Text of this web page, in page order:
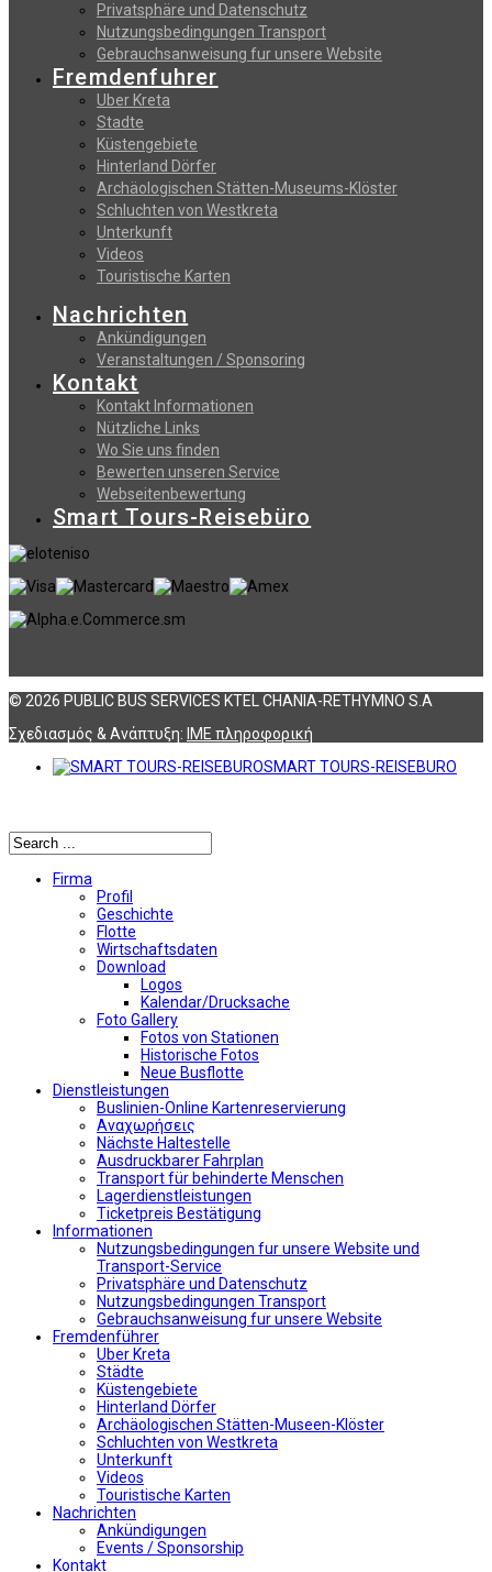
Privatsphäre und Datenschutz
Nutzungsbedingungen Transport
Gebrauchsanweisung fur unsere Website
Fremdenfuhrer
Uber Kreta
Stadte
Küstengebiete
Hinterland Dörfer
Archäologischen Stätten-Museums-Klöster
Schluchten von Westkreta
Unterkunft
Videos
Touristische Karten
Nachrichten
Ankündigungen
Veranstaltungen / Sponsoring
Kontakt
Kontakt Informationen
Nützliche Links
Wo Sie uns finden
Bewerten unseren Service
Webseitenbewertung
Smart Tours-Reisebüro
© 2026 PUBLIC BUS SERVICES KTEL CHANIA-RETHYMNO S.A
Σχεδιασμός & Ανάπτυξη: ΙΜΕ πληροφορική
SMART TOURS-REISEBURO
Firma
Profil
Geschichte
Flotte
Wirtschaftsdaten
Download
Logos
Kalendar/Drucksache
Foto Gallery
Fotos von Stationen
Historische Fotos
Neue Busflotte
Dienstleistungen
Buslinien-Online Kartenreservierung
Αναχωρήσεις
Nächste Haltestelle
Αusdruckbarer Fahrplan
Transport für behinderte Menschen
Lagerdienstleistungen
Ticketpreis Bestätigung
Informationen
Nutzungsbedingungen fur unsere Website und
Transport-Service
Privatsphäre und Datenschutz
Nutzungsbedingungen Transport
Gebrauchsanweisung fur unsere Website
Fremdenführer
Uber Kreta
Städte
Küstengebiete
Hinterland Dörfer
Archäologischen Stätten-Museen-Klöster
Schluchten von Westkreta
Unterkunft
Videos
Touristische Karten
Nachrichten
Ankündigungen
Events / Sponsorship
Kontakt